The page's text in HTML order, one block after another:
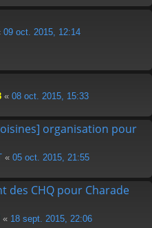
09 oct. 2015, 12:14
« 08 oct. 2015, 15:33
organisation pour
« 05 oct. 2015, 21:55
des CHQ pour Charade
« 18 sept. 2015, 22:06